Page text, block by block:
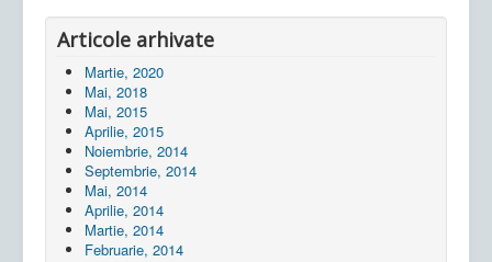
Articole arhivate
Martie, 2020
Mai, 2018
Mai, 2015
Aprilie, 2015
Noiembrie, 2014
Septembrie, 2014
Mai, 2014
Aprilie, 2014
Martie, 2014
Februarie, 2014